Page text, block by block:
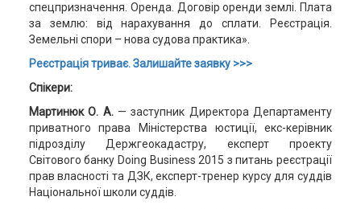
спецпризначення. Оренда. Договір оренди землі. Плата
за землю: від нарахування до сплати. Реєстрація.
Земельні спори – нова судова практика».
Реєстрація триває. Залишайте заявку >>>
Спікери:
Мартинюк О. А. — заступник Директора Департаменту
приватного права Міністерства юстиції, екс-керівник
підрозділу Держгеокадастру, експерт проекту
Світового банку Doing Business 2015 з питань реєстрації
прав власності та ДЗК, експерт-тренер курсу для суддів
Національної школи суддів.